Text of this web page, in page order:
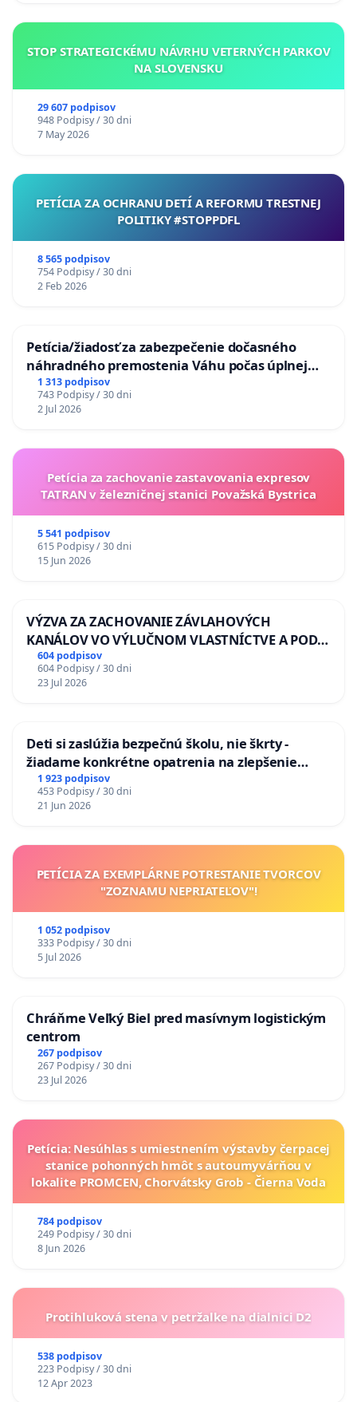
STOP STRATEGICKÉMU NÁVRHU VETERNÝCH PARKOV
NA SLOVENSKU
29 607 podpisov
948 Podpisy / 30 dni
7 May 2026
PETÍCIA ZA OCHRANU DETÍ A REFORMU TRESTNEJ
POLITIKY #STOPPDFL
8 565 podpisov
754 Podpisy / 30 dni
2 Feb 2026
Petícia/žiadosť za zabezpečenie dočasného
náhradného premostenia Váhu počas úplnej
uzávery Vážskeho mosta v Komárne
1 313 podpisov
743 Podpisy / 30 dni
2 Jul 2026
Petícia za zachovanie zastavovania expresov
TATRAN v železničnej stanici Považská Bystrica
5 541 podpisov
615 Podpisy / 30 dni
15 Jun 2026
VÝZVA ZA ZACHOVANIE ZÁVLAHOVÝCH
KANÁLOV VO VÝLUČNOM VLASTNÍCTVE A POD
KONTROLOU SLOVENSKEJ REPUBLIKY & žiadosť
na riešenie zanedbaného stavu závlahových a
odvodňovacích kanálov na Slovensku
604 podpisov
604 Podpisy / 30 dni
23 Jul 2026
Deti si zaslúžia bezpečnú školu, nie škrty -
žiadame konkrétne opatrenia na zlepšenie
situácie v školstve
1 923 podpisov
453 Podpisy / 30 dni
21 Jun 2026
PETÍCIA ZA EXEMPLÁRNE POTRESTANIE TVORCOV
"ZOZNAMU NEPRIATEĽOV"!
1 052 podpisov
333 Podpisy / 30 dni
5 Jul 2026
Chráňme Veľký Biel pred masívnym logistickým
centrom
267 podpisov
267 Podpisy / 30 dni
23 Jul 2026
Petícia: Nesúhlas s umiestnením výstavby čerpacej
stanice pohonných hmôt s autoumyvárňou v
lokalite PROMCEN, Chorvátsky Grob - Čierna Voda
784 podpisov
249 Podpisy / 30 dni
8 Jun 2026
Protihluková stena v petržalke na dialnici D2
538 podpisov
223 Podpisy / 30 dni
12 Apr 2023